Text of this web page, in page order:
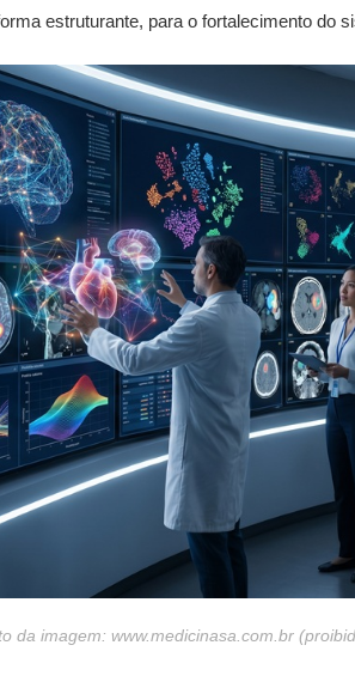
estruturante, para o fortalecimento do
da imagem: www.medicinasa.com.br